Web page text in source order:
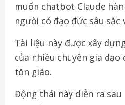
muốn chatbot Claude
người có đạo đức sâu sắc
Tài liệu này được xây
của nhiều chuyên gia đạo
tôn giáo.
Động thái này diễn ra sau